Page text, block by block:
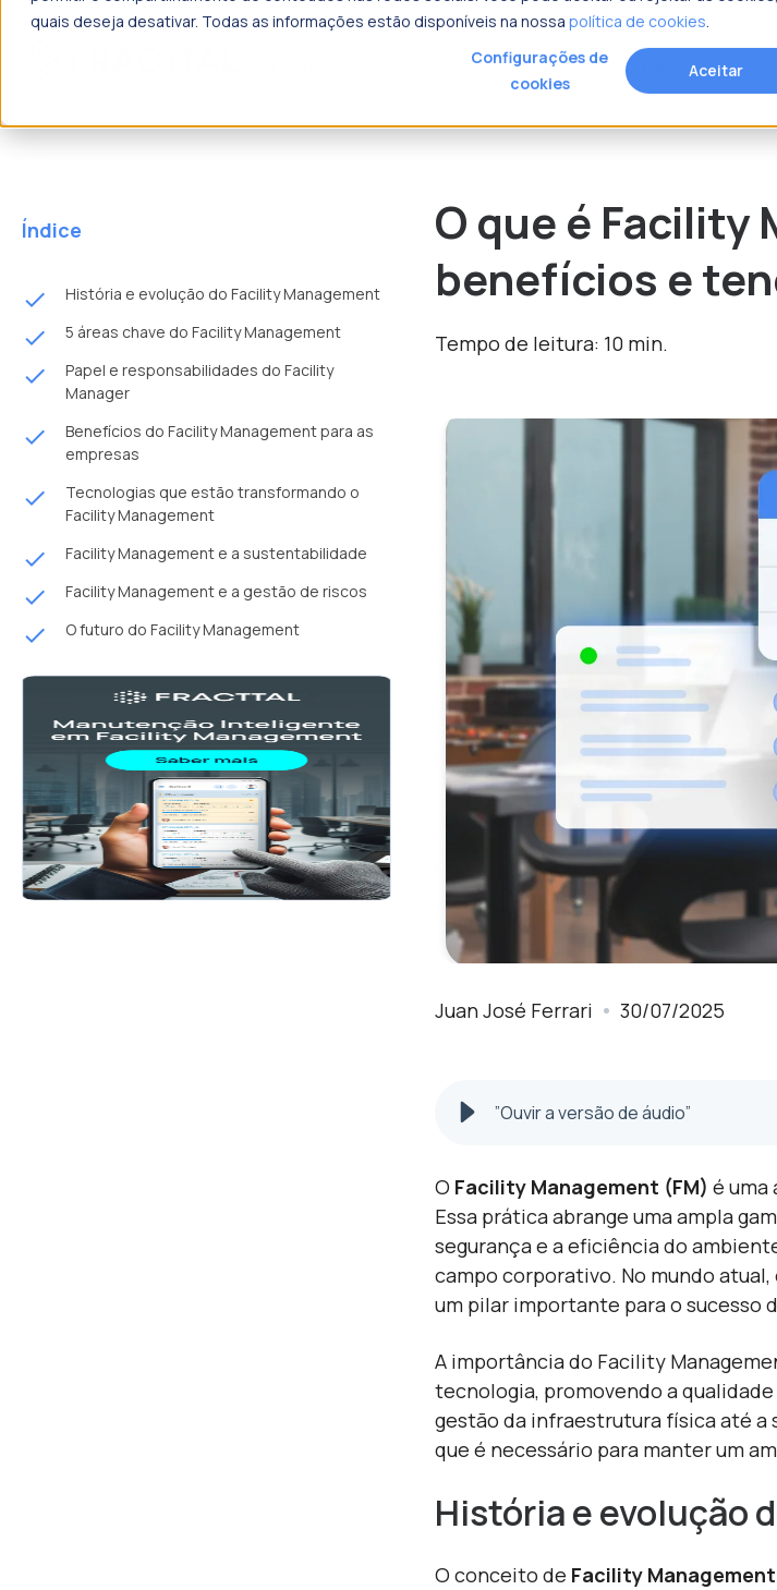
quais deseja desativar. Todas as informações estão disponíveis na nossa política de cookies.
Configurações de
cookies
Aceitar
Recursos Fracttal
o que procura?
Índice
done História e evolução do Facility Management
done 5 áreas chave do Facility Management
done
Papel e responsabilidades do Facility
Manager
done
Benefícios do Facility Management para as
empresas
done
Tecnologias que estão transformando o
Facility Management
done Facility Management e a sustentabilidade
done Facility Management e a gestão de riscos
done O futuro do Facility Management
O que é
benefícios e
Tempo de leitura: 10 min.
Juan José Ferrari 30/07/2025
”Ouvir a versão de áudio”
O Facility Management (FM) é uma
Essa prática abrange uma ampla
segurança e a eficiência do
campo corporativo. No mundo
um pilar importante para o sucesso
A importância do Facility
tecnologia, promovendo a
gestão da infraestrutura física até a
que é necessário para manter um
História e evolução
O conceito de Facility Management